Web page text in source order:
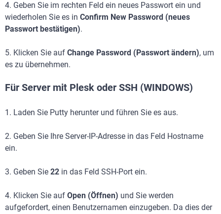
4. Geben Sie im rechten Feld ein neues Passwort ein und
wiederholen Sie es in Confirm New Password (neues
Passwort bestätigen).
5. Klicken Sie auf Change Password (Passwort ändern), um
es zu übernehmen.
Für Server mit Plesk oder SSH (WINDOWS)
1. Laden Sie Putty herunter und führen Sie es aus.
2. Geben Sie Ihre Server-IP-Adresse in das Feld Hostname
ein.
3. Geben Sie 22 in das Feld SSH-Port ein.
4. Klicken Sie auf Open (Öffnen) und Sie werden
aufgefordert, einen Benutzernamen einzugeben. Da dies der